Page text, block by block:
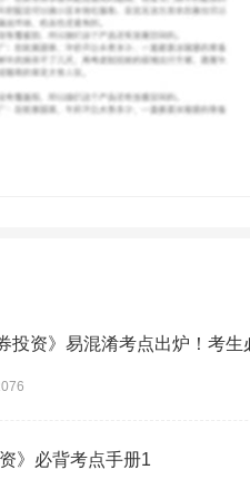
投资》易混淆考点出炉！考生
》必背考点手册1